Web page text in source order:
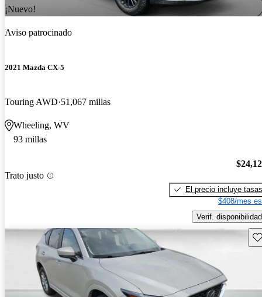
¡Nuevo!
Aviso patrocinado
2021 Mazda CX-5
Touring AWD 51,067 millas
Wheeling, WV
93 millas
Trato justo
El precio incluye tasas
$408/mes
Verif. disponibilidad